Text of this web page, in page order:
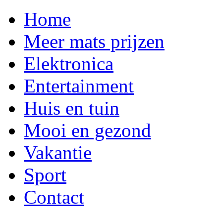
Home
Meer mats prijzen
Elektronica
Entertainment
Huis en tuin
Mooi en gezond
Vakantie
Sport
Contact